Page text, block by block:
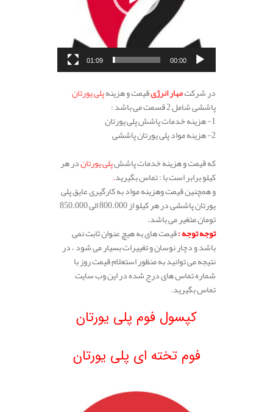
00:00
01:09
در شرکتمهار انرژیقیمت و هزینهپلی یورتان
پاششی شامل 2 قسمت می باشد :
1- هزینه خدمات پاشش پلی یورتان
2- هزینه مواد پلی یورتان پاششی
که قیمت و هزینه خدمات پاششپلی یورتاندر هر
کیلو برابر است با : تماس بگیرید.
و همچنین قیمت وهزینه مواد به کارگیری عایق پلی
یورتان پاششی در هر کیلو از 800.000 الی 850.000
تومان متغیر می باشد.
توجه توجه :قیمت های به هیچ عنوان ثابت نمی
باشد و دچار نوسان و تغییرات بسیار می شود ، در
نتیجه می توانید به منظور استعلام قیمت روز با
شماره تماس های درج شده در این وب سایت
تماس بگیرید.
کپسول فوم پلی یورتان
فوم تخته ای پلی یورتان